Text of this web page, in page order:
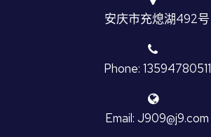
安庆市充熄湖492号
Phone: 13594780511
Email: J909@j9.com